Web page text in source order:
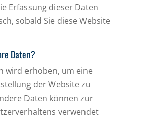
Erfassung dieser Daten
sobald Sie diese Website
Daten?
wird erhoben, um eine
der Website zu
Daten können zur
verwendet